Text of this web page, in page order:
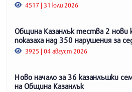
4517 | 31 юли 2026
Община Казанлък тества 2 нови
показаха над 350 нарушения за
3925 | 04 август 2026
Ново начало за 36 казанлъшки
на Община Казанлък